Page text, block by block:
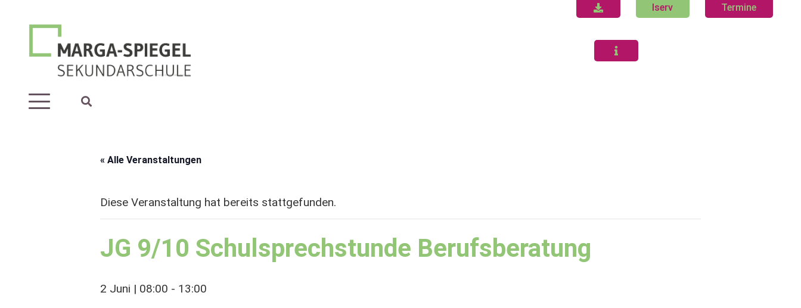
Iserv Termine
« Alle Veranstaltungen
Diese Veranstaltung hat bereits stattgefunden.
JG 9/10 Schulsprechstunde Berufsberatung
2 Juni | 08:00 - 13:00